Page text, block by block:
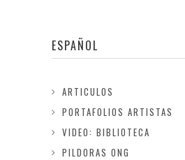
ESPAÑOL
ARTICULOS
PORTAFOLIOS ARTISTAS
VIDEO: BIBLIOTECA
PILDORAS ONG